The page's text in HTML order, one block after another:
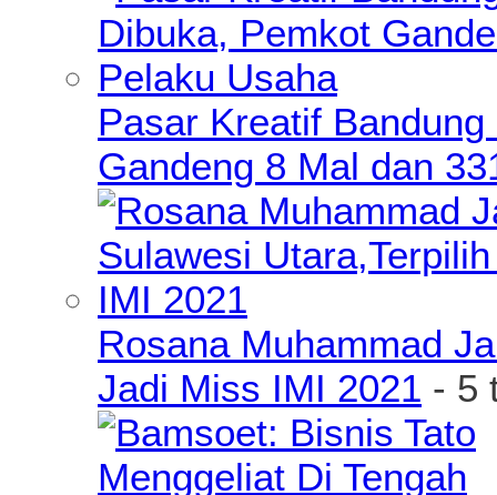
Pasar Kreatif
Gandeng 8 Mal dan
Rosana Muhammad
Jadi Miss IMI 2021 - 5